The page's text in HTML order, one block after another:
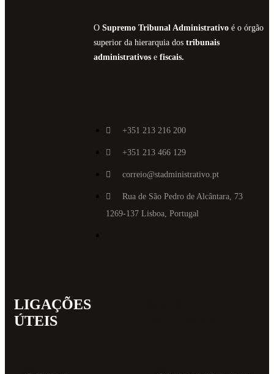
O Supremo Tribunal Administrativoé o órgão
superior da hierarquia dos tribunais
administrativose fiscais.
+351 213 216 200
+351 213 466 129
correio@stadministrativo.pt
Rua de São Pedro de Alcântara, 73
1269-137 Lisboa, Portugal
LIGAÇÕES
ÚTEIS